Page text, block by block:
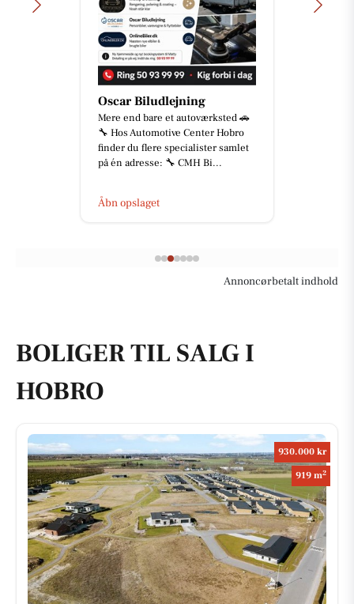
Oscar Biludlejning
Mere end bare et autoværksted 🚗
🔧 Hos Automotive Center Hobro
finder du flere specialister samlet
på én adresse: 🔧 CMH Bi...
Åbn opslaget
Annoncørbetalt indhold
BOLIGER TIL SALG I
HOBRO
930.000 kr
919 m2